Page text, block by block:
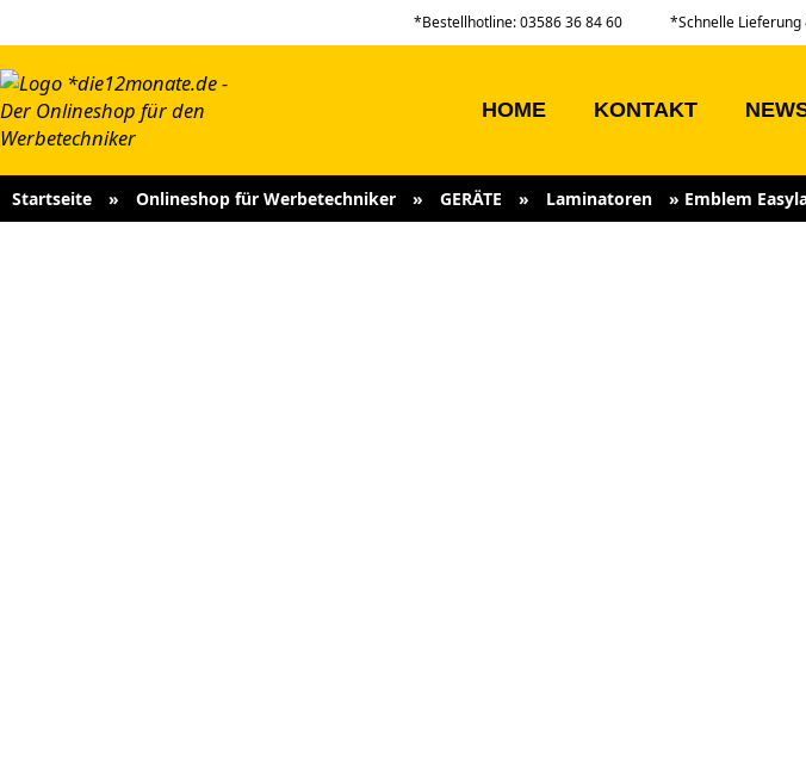
*Bestellhotline: 03586 36 84 60 *Schnelle Lieferung
HOME KONTAKT
Startseite » Onlineshop für Werbetechniker » GERÄTE » Laminatoren » Emblem